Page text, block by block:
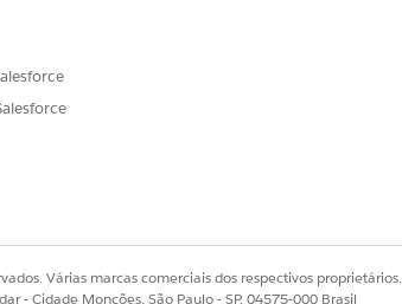
para dar suporte a esse recurso.
de taxa, apólices e tratamentos
de produto aos quais uma transação de vendas
Várias marcas comerciais dos respectivos proprietários.
- Cidade Monções, São Paulo - SP, 04575-000 Brasil